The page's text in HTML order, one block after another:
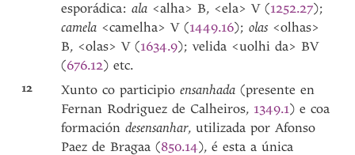
esporádica:ala <alha> B, <ela> V (1252.27);
camela <camelha> V (1449.16);olas <olhas>
B, <olas> V (1634.9); velida <uolhi da> BV
(676.12) etc.
12 Xunto co participioensanhada(presente en
Fernan Rodriguez de Calheiros, 1349.1) e coa
formacióndesensanhar, utilizada por Afonso
Paez de Bragaa (850.14), é esta a única